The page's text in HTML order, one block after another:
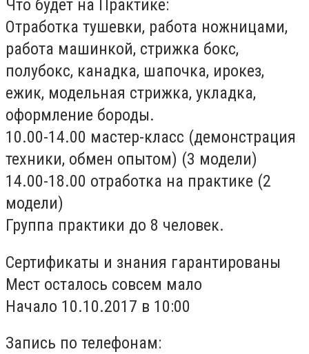
Что будет на Практике:
Отработка тушевки, работа ножницами,
работа машинкой, стрижка бокс,
полубокс, канадка, шапочка, ирокез,
ежик, модельная стрижка, укладка,
оформление бороды.
10.00-14.00 мастер-класс (демонстрация
техники, обмен опытом) (3 модели)
14.00-18.00 отработка на практике (2
модели)
Группа практики до 8 человек.
Сертификаты и знания гарантированы
Мест осталось совсем мало
Начало 10.10.2017 в 10:00
Запись по телефонам: